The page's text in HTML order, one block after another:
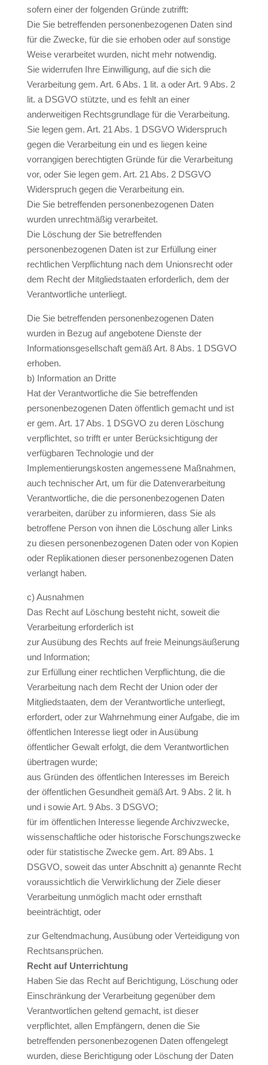
sofern einer der folgenden Gründe zutrifft:
Die Sie betreffenden personenbezogenen Daten sind
für die Zwecke, für die sie erhoben oder auf sonstige
Weise verarbeitet wurden, nicht mehr notwendig.
Sie widerrufen Ihre Einwilligung, auf die sich die
Verarbeitung gem. Art. 6 Abs. 1 lit. a oder Art. 9 Abs. 2
lit. a DSGVO stützte, und es fehlt an einer
anderweitigen Rechtsgrundlage für die Verarbeitung.
Sie legen gem. Art. 21 Abs. 1 DSGVO Widerspruch
gegen die Verarbeitung ein und es liegen keine
vorrangigen berechtigten Gründe für die Verarbeitung
vor, oder Sie legen gem. Art. 21 Abs. 2 DSGVO
Widerspruch gegen die Verarbeitung ein.
Die Sie betreffenden personenbezogenen Daten
wurden unrechtmäßig verarbeitet.
Die Löschung der Sie betreffenden
personenbezogenen Daten ist zur Erfüllung einer
rechtlichen Verpflichtung nach dem Unionsrecht oder
dem Recht der Mitgliedstaaten erforderlich, dem der
Verantwortliche unterliegt.
Die Sie betreffenden personenbezogenen Daten
wurden in Bezug auf angebotene Dienste der
Informationsgesellschaft gemäß Art. 8 Abs. 1 DSGVO
erhoben.
b) Information an Dritte
Hat der Verantwortliche die Sie betreffenden
personenbezogenen Daten öffentlich gemacht und ist
er gem. Art. 17 Abs. 1 DSGVO zu deren Löschung
verpflichtet, so trifft er unter Berücksichtigung der
verfügbaren Technologie und der
Implementierungskosten angemessene Maßnahmen,
auch technischer Art, um für die Datenverarbeitung
Verantwortliche, die die personenbezogenen Daten
verarbeiten, darüber zu informieren, dass Sie als
betroffene Person von ihnen die Löschung aller Links
zu diesen personenbezogenen Daten oder von Kopien
oder Replikationen dieser personenbezogenen Daten
verlangt haben.
c) Ausnahmen
Das Recht auf Löschung besteht nicht, soweit die
Verarbeitung erforderlich ist
zur Ausübung des Rechts auf freie Meinungsäußerung
und Information;
zur Erfüllung einer rechtlichen Verpflichtung, die die
Verarbeitung nach dem Recht der Union oder der
Mitgliedstaaten, dem der Verantwortliche unterliegt,
erfordert, oder zur Wahrnehmung einer Aufgabe, die im
öffentlichen Interesse liegt oder in Ausübung
öffentlicher Gewalt erfolgt, die dem Verantwortlichen
übertragen wurde;
aus Gründen des öffentlichen Interesses im Bereich
der öffentlichen Gesundheit gemäß Art. 9 Abs. 2 lit. h
und i sowie Art. 9 Abs. 3 DSGVO;
für im öffentlichen Interesse liegende Archivzwecke,
wissenschaftliche oder historische Forschungszwecke
oder für statistische Zwecke gem. Art. 89 Abs. 1
DSGVO, soweit das unter Abschnitt a) genannte Recht
voraussichtlich die Verwirklichung der Ziele dieser
Verarbeitung unmöglich macht oder ernsthaft
beeinträchtigt, oder
zur Geltendmachung, Ausübung oder Verteidigung von
Rechtsansprüchen.
Recht auf Unterrichtung
Haben Sie das Recht auf Berichtigung, Löschung oder
Einschränkung der Verarbeitung gegenüber dem
Verantwortlichen geltend gemacht, ist dieser
verpflichtet, allen Empfängern, denen die Sie
betreffenden personenbezogenen Daten offengelegt
wurden, diese Berichtigung oder Löschung der Daten